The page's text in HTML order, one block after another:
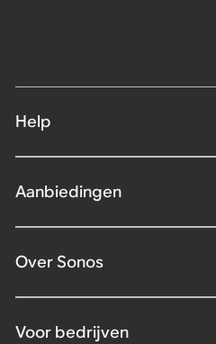
Help
Aanbiedingen
Over Sonos
Voor bedrijven